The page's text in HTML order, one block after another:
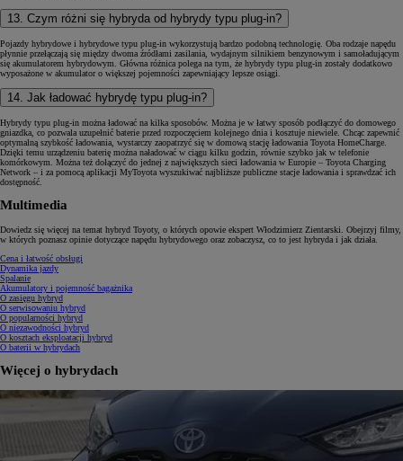
13. Czym różni się hybryda od hybrydy typu plug-in?
Pojazdy hybrydowe i hybrydowe typu plug-in wykorzystują bardzo podobną technologię. Oba rodzaje napędu
płynnie przełączają się między dwoma źródłami zasilania, wydajnym silnikiem benzynowym i samoładującym
się akumulatorem hybrydowym. Główna różnica polega na tym, że hybrydy typu plug-in zostały dodatkowo
wyposażone w akumulator o większej pojemności zapewniający lepsze osiągi.
14. Jak ładować hybrydę typu plug-in?
Hybrydy typu plug-in można ładować na kilka sposobów. Można je w łatwy sposób podłączyć do domowego
gniazdka, co pozwala uzupełnić baterie przed rozpoczęciem kolejnego dnia i kosztuje niewiele. Chcąc zapewnić
optymalną szybkość ładowania, wystarczy zaopatrzyć się w domową stację ładowania Toyota HomeCharge.
Dzięki temu urządzeniu baterię można naładować w ciągu kilku godzin, równie szybko jak w telefonie
komórkowym. Można też dołączyć do jednej z największych sieci ładowania w Europie – Toyota Charging
Network – i za pomocą aplikacji MyToyota wyszukiwać najbliższe publiczne stacje ładowania i sprawdzać ich
dostępność.
Multimedia
Dowiedz się więcej na temat hybryd Toyoty, o których opowie ekspert Włodzimierz Zientarski. Obejrzyj filmy,
w których poznasz opinie dotyczące napędu hybrydowego oraz zobaczysz, co to jest hybryda i jak działa.
Cena i łatwość obsługi
Dynamika jazdy
Spalanie
Akumulatory i pojemność bagażnika
O zasięgu hybryd
O serwisowaniu hybryd
O popularności hybryd
O niezawodności hybryd
O kosztach eksploatacji hybryd
O baterii w hybrydach
Więcej o hybrydach